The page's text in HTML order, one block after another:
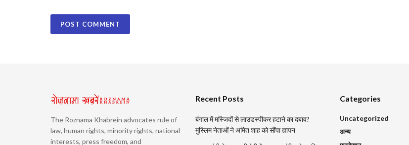
The Roznama Khabrein advocates rule of
law, human rights, minority rights, national
interests, press freedom, and
Recent Posts
बंगाल में मस्जिदों से लाउडस्पीकर हटाने का दबाव?
मुस्लिम नेताओं ने अमित शाह को सौंपा ज्ञापन
Categories
Uncategorized
अन्य